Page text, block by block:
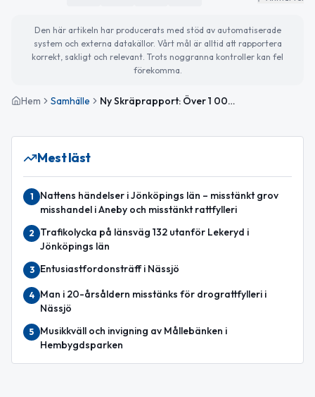
Den här artikeln har producerats med stöd av automatiserade
system och externa datakällor. Vårt mål är alltid att rapportera
korrekt, sakligt och relevant. Trots noggranna kontroller kan fel
förekomma.
Hem Samhälle Ny Skräprapport: Över 1 000 skräp på en kilometer – men minskning i stadsmiljö
Mest läst
1
Nattens händelser i Jönköpings län – misstänkt grov
misshandel i Aneby och misstänkt rattfylleri
2
Trafikolycka på länsväg 132 utanför Lekeryd i
Jönköpings län
3 Entusiastfordonsträff i Nässjö
4
Man i 20-årsåldern misstänks för drograttfylleri i
Nässjö
5
Musikkväll och invigning av Mållebänken i
Hembygdsparken